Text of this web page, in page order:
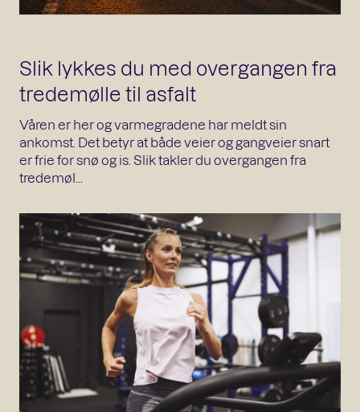
Slik lykkes du med overgangen fra
tredemølle til asfalt
Våren er her og varmegradene har meldt sin
ankomst. Det betyr at både veier og gangveier snart
er frie for snø og is. Slik takler du overgangen fra
tredemøl...